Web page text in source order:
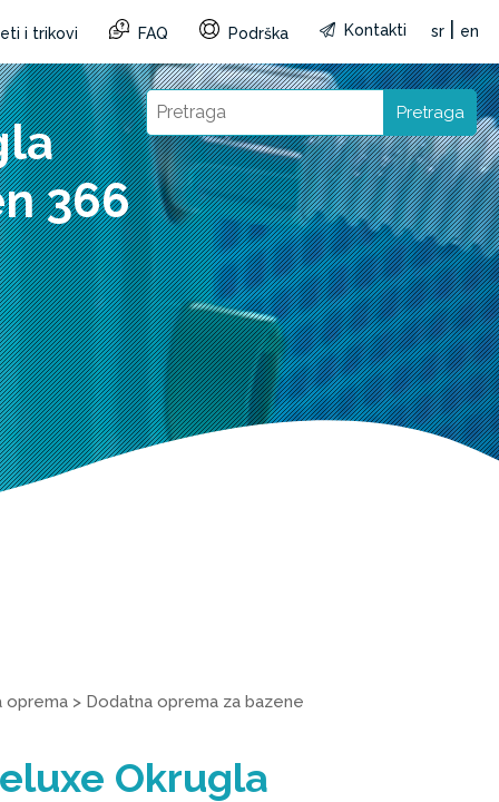
i trikovi FAQ Podrška Kontakti sr en
Pretraga
366
oprema > Dodatna oprema za bazene
Okrugla